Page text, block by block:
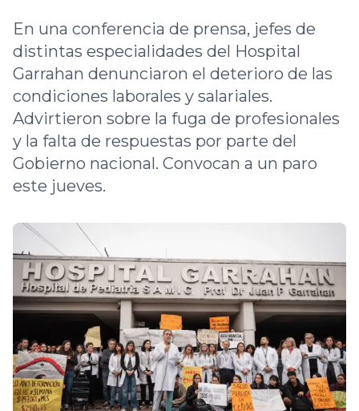
En una conferencia de prensa, jefes de
distintas especialidades del Hospital
Garrahan denunciaron el deterioro de las
condiciones laborales y salariales.
Advirtieron sobre la fuga de profesionales
y la falta de respuestas por parte del
Gobierno nacional. Convocan a un paro
este jueves.